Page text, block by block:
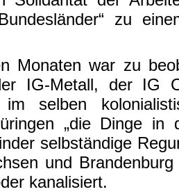
zu
Monaten war zu
IG-Metall, der IG
selben
„die Dinge in
selbständige
und
kanalisiert.